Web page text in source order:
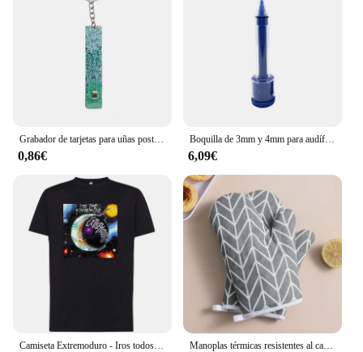
Grabador de tarjetas para uñas postizas largas, Clip para sacar tarjetas ATM, llavero, BILLETERA, herramienta de mano, empujador de botones para novia
0,86€
Boquilla de 3mm y 4mm para audífono, jeringa de impresión CIC profesional
6,09€
Camiseta Extremoduro - Iros todos a tomar por culo - 100% algodón - Tallaje europeo - Ring Spun - Tejido tubular sin costuras laterales. Manoplas térmicas resistentes al calor para ollas calientes, guantes de cocina, almohadilla para agarraderas y estufa, 1 par